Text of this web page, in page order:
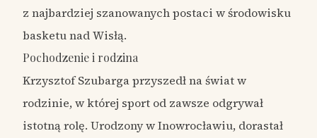
z najbardziej szanowanych postaci w środowisku
basketu nad Wisłą.
Pochodzenie i rodzina
Krzysztof Szubarga przyszedł na świat w
rodzinie, w której sport od zawsze odgrywał
istotną rolę. Urodzony w Inowrocławiu, dorastał